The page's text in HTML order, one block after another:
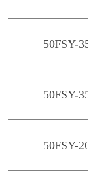
50FSY-
50FSY-
50FSY-